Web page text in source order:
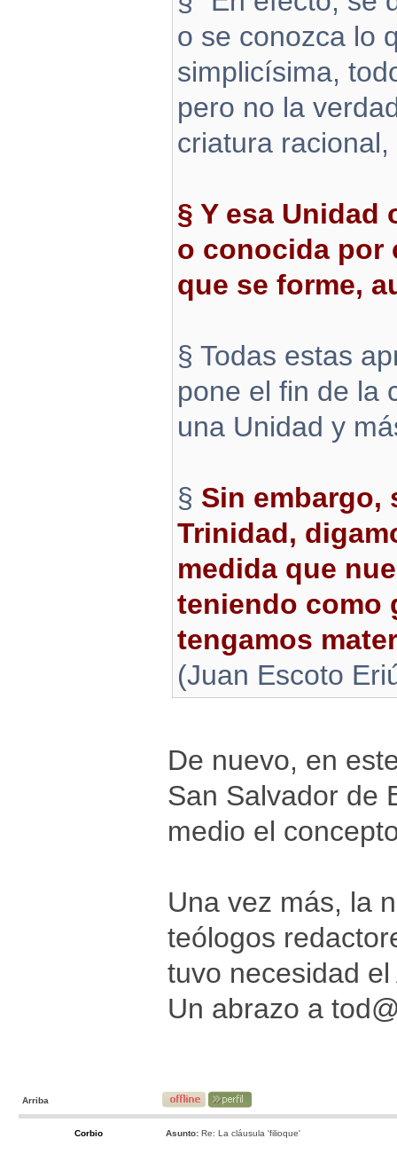
o se conozca lo
simplicísima,
pero no la
criatura
§ Y esa Unidad
o conocida por
que se forme,
§ Todas estas
pone el fin de la
una Unidad y
§ Sin embargo,
Trinidad,
medida que
teniendo como
tengamos
(Juan Escoto
De nuevo, en
San Salvador de
medio el
Una vez más, la
teólogos
tuvo necesidad
Un abrazo a
Arriba
Corbio Asunto: Re: La cláusula 'filioque'